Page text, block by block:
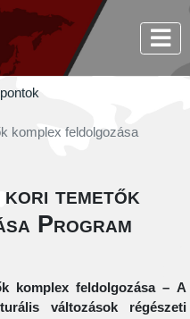
komplex feldolgozása
temetők
Program
komplex feldolgozása – A
változások régészeti